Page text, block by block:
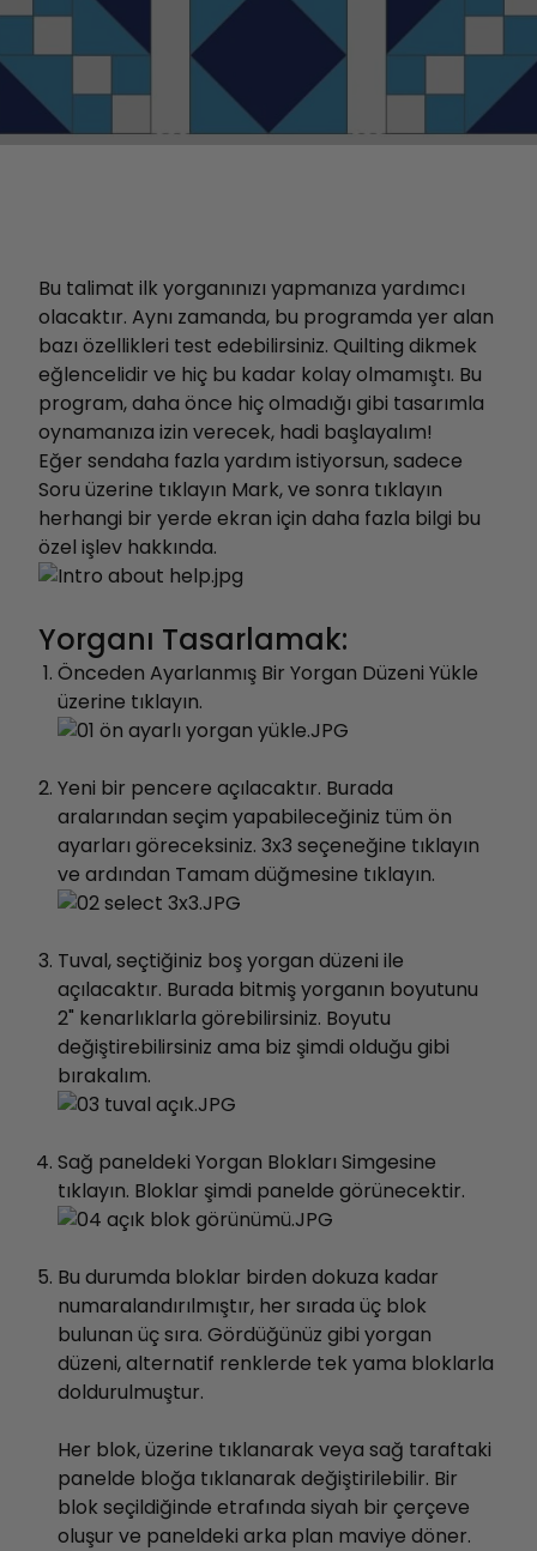
Bu talimat ilk yorganınızı yapmanıza yardımcı
olacaktır. Aynı zamanda, bu programda yer alan
bazı özellikleri test edebilirsiniz. Quilting dikmek
eğlencelidir ve hiç bu kadar kolay olmamıştı. Bu
program, daha önce hiç olmadığı gibi tasarımla
oynamanıza izin verecek, hadi başlayalım!
Eğer sendaha fazla yardım istiyorsun,sadece
Soru üzerine tıklayın Mark,ve sonra tıklayın
herhangi bir yerde ekran için daha fazla bilgi bu
özel işlev hakkında.
Yorganı Tasarlamak:
Önceden Ayarlanmış Bir Yorgan Düzeni Yükle
üzerine tıklayın.
Yeni bir pencere açılacaktır. Burada
aralarından seçim yapabileceğiniz tüm ön
ayarları göreceksiniz. 3x3 seçeneğine tıklayın
ve ardından Tamam düğmesine tıklayın.
Tuval, seçtiğiniz boş yorgan düzeni ile
açılacaktır. Burada bitmiş yorganın boyutunu
2" kenarlıklarla görebilirsiniz. Boyutu
değiştirebilirsiniz ama biz şimdi olduğu gibi
bırakalım.
Sağ paneldeki Yorgan Blokları Simgesine
tıklayın. Bloklar şimdi panelde görünecektir.
Bu durumda bloklar birden dokuza kadar
numaralandırılmıştır, her sırada üç blok
bulunan üç sıra. Gördüğünüz gibi yorgan
düzeni, alternatif renklerde tek yama bloklarla
doldurulmuştur.
Her blok, üzerine tıklanarak veya sağ taraftaki
panelde bloğa tıklanarak değiştirilebilir. Bir
blok seçildiğinde etrafında siyah bir çerçeve
oluşur ve paneldeki arka plan maviye döner.